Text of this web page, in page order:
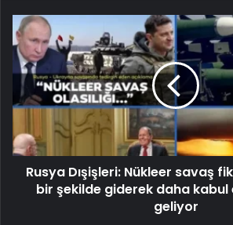
Rusya Dışişleri: Nükleer savaş
bir şekilde giderek daha kabul
geliyor